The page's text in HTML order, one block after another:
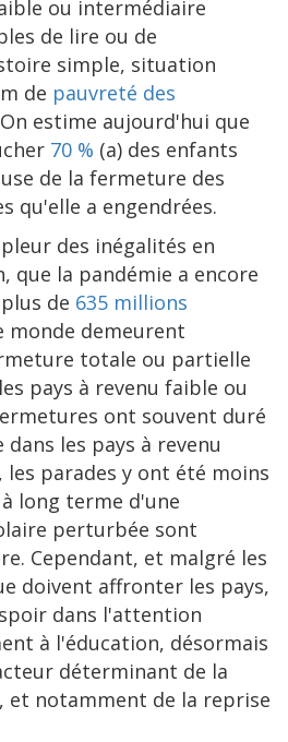
ou intermédiaire
de lire ou de
simple, situation
de pauvreté des
On estime aujourd'hui que
70 % (a) des enfants
de la fermeture des
qu'elle a engendrées.
des inégalités en
que la pandémie a encore
de 635 millions
monde demeurent
totale ou partielle
pays à revenu faible ou
ont souvent duré
les pays à revenu
les parades y ont été moins
long terme d'une
perturbée sont
Cependant, et malgré les
doivent affronter les pays,
dans l'attention
à l'éducation, désormais
déterminant de la
et notamment de la reprise